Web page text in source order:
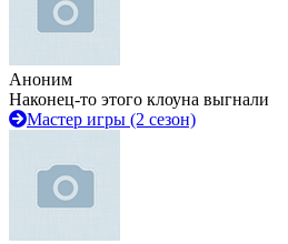
Аноним
Наконец-то этого клоуна выгнали
Мастер игры (2 сезон)